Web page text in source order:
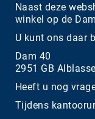
Naast deze
winkel op de
U kunt ons daar
Dam 40
2951 GB
Heeft u nog
Tijdens